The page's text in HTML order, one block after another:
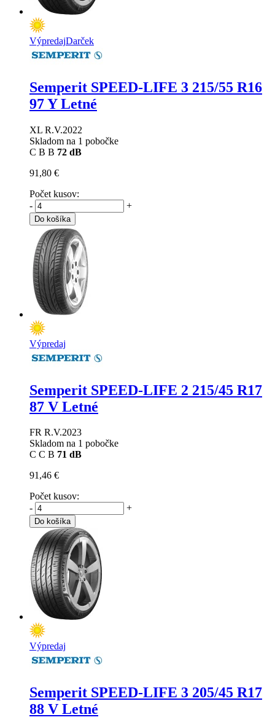
VýpredajDarček
Semperit SPEED-LIFE 3 215/55 R16
97 Y Letné
XL R.V.2022
Skladom na 1 pobočke
C B B 72 dB
91,80 €
Počet kusov:
-
+
Do košíka
Výpredaj
Semperit SPEED-LIFE 2 215/45 R17
87 V Letné
FR R.V.2023
Skladom na 1 pobočke
C C B 71 dB
91,46 €
Počet kusov:
-
+
Do košíka
Výpredaj
Semperit SPEED-LIFE 3 205/45 R17
88 V Letné